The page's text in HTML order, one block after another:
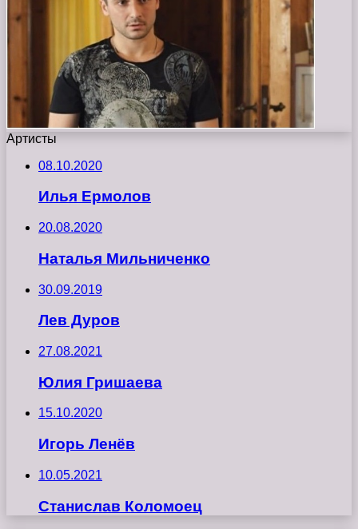
Артисты
08.10.2020
Илья Ермолов
20.08.2020
Наталья Мильниченко
30.09.2019
Лев Дуров
27.08.2021
Юлия Гришаева
15.10.2020
Игорь Ленёв
10.05.2021
Станислав Коломоец